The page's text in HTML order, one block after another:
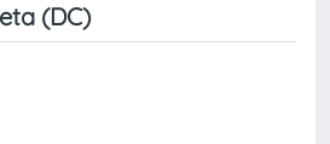
(DC)